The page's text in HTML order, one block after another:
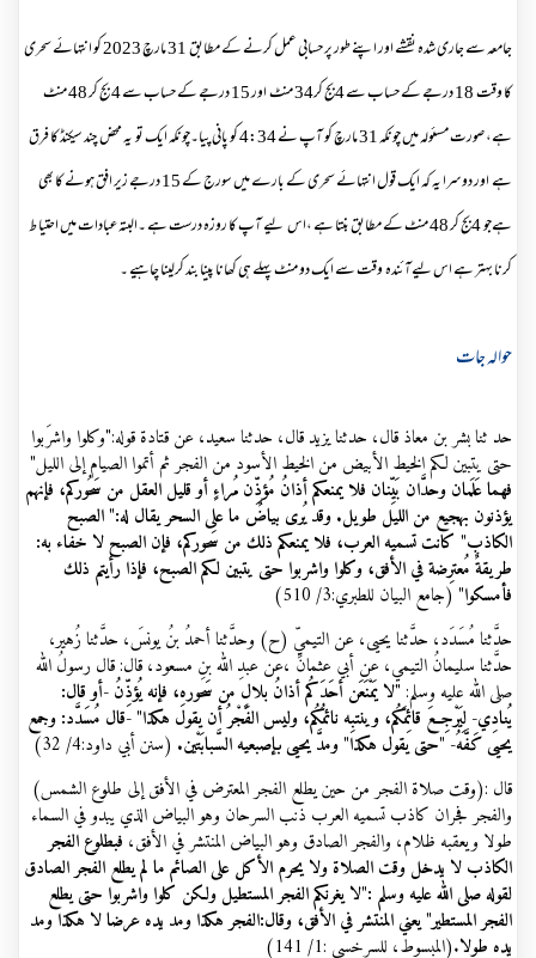
جامعہ سے جاری شدہ نقشے اور اپنے طور پر حسابی عمل کرنے کے مطابق 31 مارچ 2023 کو انتہائے سحری
کا وقت 18 درجے کے حساب سے 4بج کر34 منٹ اور 15 درجے کے حساب سے 4 بج کر 48 منٹ
ہے، صورت مسئولہ میں چونکہ 31 مارچ کو آپ نے 4:34 کو پانی پیا۔چونکہ ایک تو یہ محض چند سیکنڈ کا فرق
ہے اور دوسرا یہ کہ ایک قول انتہائے سحری کے بارے میں سورج کے 15 درجے زیر افق ہونے کا بھی
ہےجو 4بج کر 48 منٹ کے مطابق بنتا ہے ،اس لیے آپ کا روزہ درست ہے ۔البتہ عبادات میں احتیا ط
کرنا بہتر ہے اس لیےآئندہ وقت سے ایک دو منٹ پہلے ہی کھانا پینا بند کرلینا چاہیے ۔
حوالہ جات
حد ثنا بشر بن معاذ قال، حدثنا يزيد قال، حدثنا سعيد، عن قتادة قوله:"وكلوا واشرَبوا
حتى يتبين لكم الخيط الأبيض من الخيط الأسود من الفجر ثم أتموا الصيام إلى الليل"
فهما عَلَمان وحدَّان بَيِّنان فلا يمنعكم أذانُ مُؤذِّن مُراءٍ أو قليل العقل من سَحُوركم، فإنهم
يؤذنون بهجيع من الليل طويل. وقد يُرى بياضٌ ما على السحر يقال له:" الصبح
الكاذب" كانت تسميه العرب، فلا يمنعكم ذلك من سَحوركم، فإن الصبح لا خفاء به:
طريقةٌ مُعترِضة في الأفق، وكلوا واشربوا حتى يتبين لكم الصبح، فإذا رأيتم ذلك
فأمسكوا" (جامع البيان للطبري:3/ 510)
حدَّثنا مُسَدَد، حدَّثنا يحيى، عن التيميِّ (ح) وحدَّثنا أحمدُ بنُ يونسَ، حدَّثنا زُهير،
حدَّثنا سليمانُ التيمي، عن أبي عثمانَ ،عن عبدِ الله بنِ مسعود، قال: قال رسولُ الله
صلى الله عليه وسلم: "لا يَمْنَعَن أحَدَكُم أذانُ بلالٍ من سَحورهِ، فإنه يُؤذِّنُ -أو قال:
يُنادِي- لِيَرْجِعَ قائِمَكُم، وينتبِه نائمُكُم، وليس الفَجْرُ أن يقول هكذا" -قال مُسَدَّد: وجمع
يحيى كَفَّهُ- "حتى يقول هكذا" ومدَّ يحيى بإصبعيه السَّبابَتْين. (سنن أبي داود:4/ 32)
قال :(وقت صلاة الفجر من حين يطلع الفجر المعترض في الأفق إلى طلوع الشمس)
والفجر فجران كاذب تسميه العرب ذنب السرحان وهو البياض الذي يبدو في السماء
طولا ويعقبه ظلام، والفجر الصادق وهو البياض المنتشر في الأفق، فبطلوع الفجر
الكاذب لا يدخل وقت الصلاة ولا يحرم الأكل على الصائم ما لم يطلع الفجر الصادق
لقوله صلى الله عليه وسلم :"لا يغرنكم الفجر المستطيل ولكن كلوا واشربوا حتى يطلع
الفجر المستطير" يعني المنتشر في الأفق، وقال:الفجر هكذا ومد يده عرضا لا هكذا ومد
يده طولا.(المبسوط، للسرخسي :1/ 141)